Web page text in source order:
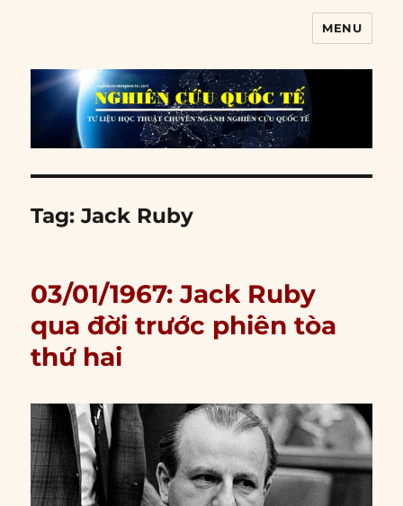
MENU
Tag:Jack Ruby
03/01/1967: Jack Ruby
qua đời trước phiên tòa
thứ hai